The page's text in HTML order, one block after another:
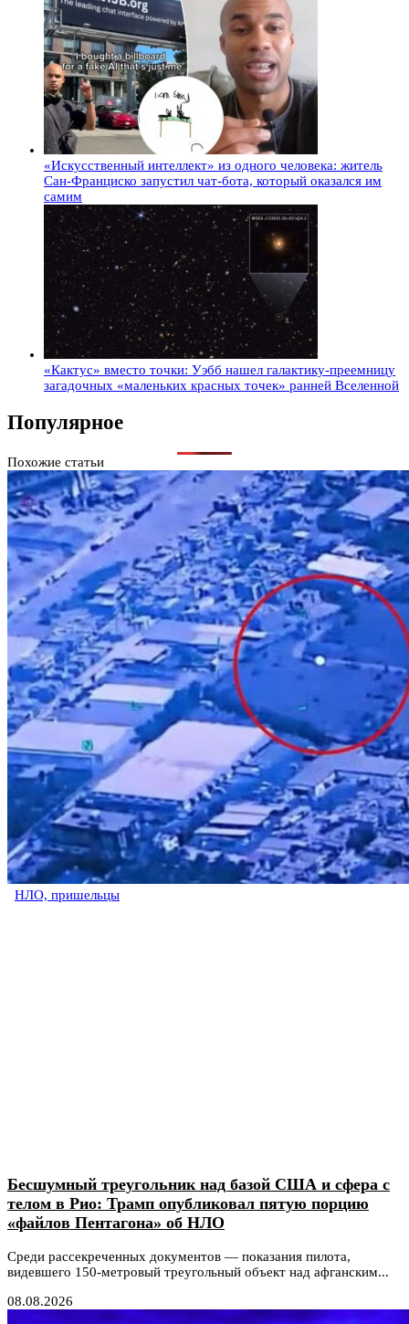
«Искусственный интеллект» из одного человека: житель
Сан-Франциско запустил чат-бота, который оказался им
самим
«Кактус» вместо точки: Уэбб нашел галактику-преемницу
загадочных «маленьких красных точек» ранней Вселенной
Популярное
Похожие статьи
НЛО, пришельцы
Бесшумный треугольник над базой США и сфера с
телом в Рио: Трамп опубликовал пятую порцию
«файлов Пентагона» об НЛО
Среди рассекреченных документов — показания пилота,
видевшего 150-метровый треугольный объект над афганским...
08.08.2026